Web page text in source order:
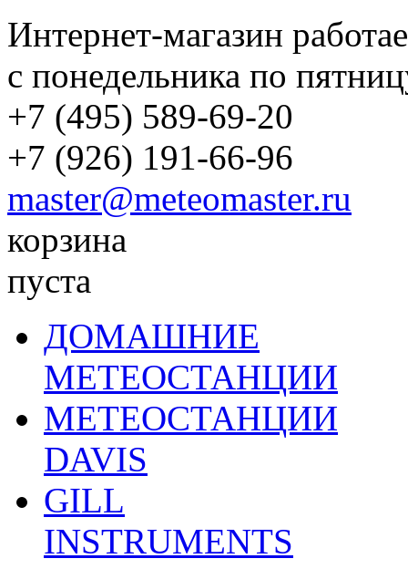
Интернет-магазин
с понедельника по
+7 (495) 589-69-20
+7 (926) 191-66-96
master@meteomaster.ru
корзина
пуста
ДОМАШНИЕ
МЕТЕОСТАНЦИИ
МЕТЕОСТАНЦИИ
DAVIS
GILL
INSTRUMENTS